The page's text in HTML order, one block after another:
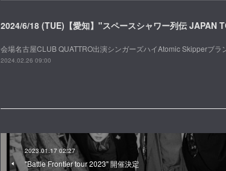
2024/6/18 (TUE)【愛知】"スペースシャワー列伝 JAPAN
会場名古屋CLUB QUATTRO出演シンガーズハイAtomic Skipperブ
2024.02.26 09:00
2023.01.17 02:27
"Battle Frontier tour 2023" 開催決定